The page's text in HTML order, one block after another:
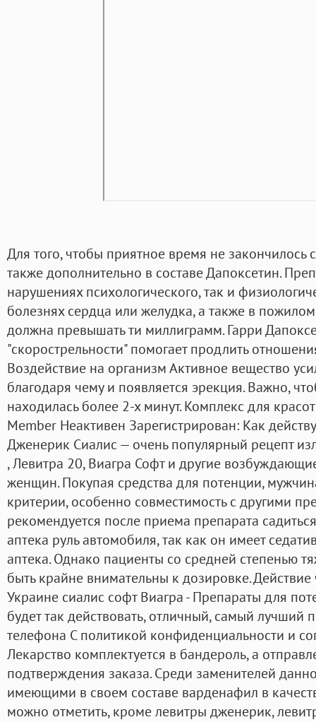
Для того, чтобы приятное время не
также дополнительно в составе Дапоксетин.
нарушениях психологического, так и
болезнях сердца или желудка, а также в
должна превышать ти миллиграмм. Гарри
"скорострельности" помогает продлить
Воздействие на организм Активное вещество
благодаря чему и появляется эрекция. Важно,
находилась более 2-х минут. Комплекс для
Member Неактивен Зарегистрирован: Как
Дженерик Сиалис — очень популярный рецепт
, Левитра 20, Виагра Софт и другие
женщин. Покупая средства для потенции,
критерии, особенно совместимость с другими
рекомендуется после приема препарата
аптека руль автомобиля, так как он имеет
аптека. Однако пациенты со средней степенью
быть крайне внимательны к дозировке. Действие
Украине сиалис софт Виагра - Препараты для
будет так действовать, отличный, самый лучший
телефона С политикой конфиденциальности и
Лекарство комплектуется в бандероль, а
подтверждения заказа. Среди заменителей
имеющими в своем составе варденафил в
можно отметить, кроме левитры дженерик,